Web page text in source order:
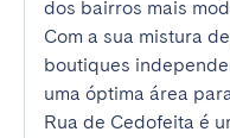
dos bairros mais
Com a sua mistura
boutiques
uma óptima área
Rua de Cedofeita é